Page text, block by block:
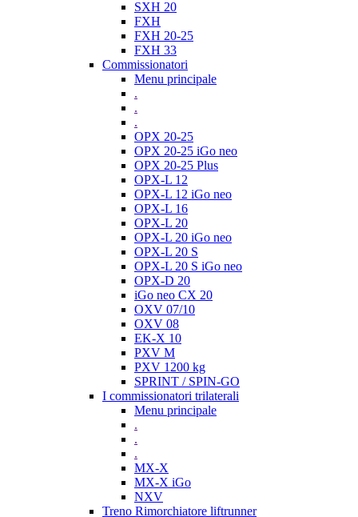
SXH 20
FXH
FXH 20-25
FXH 33
Commissionatori
Menu principale
.
.
.
OPX 20-25
OPX 20-25 iGo neo
OPX 20-25 Plus
OPX-L 12
OPX-L 12 iGo neo
OPX-L 16
OPX-L 20
OPX-L 20 iGo neo
OPX-L 20 S
OPX-L 20 S iGo neo
OPX-D 20
iGo neo CX 20
OXV 07/10
OXV 08
EK-X 10
PXV M
PXV 1200 kg
SPRINT / SPIN-GO
I commissionatori trilaterali
Menu principale
.
.
.
MX-X
MX-X iGo
NXV
Treno Rimorchiatore liftrunner